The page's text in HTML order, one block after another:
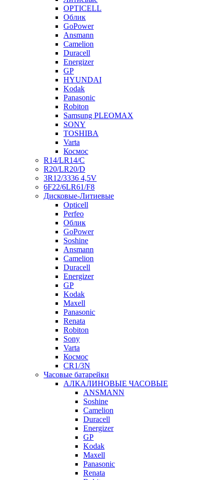
OPTICELL
Облик
GoPower
Ansmann
Camelion
Duracell
Energizer
GP
HYUNDAI
Kodak
Panasonic
Robiton
Samsung PLEOMAX
SONY
TOSHIBA
Varta
Космос
R14/LR14/C
R20/LR20/D
3R12/3336 4,5V
6F22/6LR61/F8
Дисковые-Литиевые
Opticell
Perfeo
Облик
GoPower
Soshine
Ansmann
Camelion
Duracell
Energizer
GP
Kodak
Maxell
Panasonic
Renata
Robiton
Sony
Varta
Космос
CR1/3N
Часовые батарейки
АЛКАЛИНОВЫЕ ЧАСОВЫЕ
ANSMANN
Soshine
Camelion
Duracell
Energizer
GP
Kodak
Maxell
Panasonic
Renata